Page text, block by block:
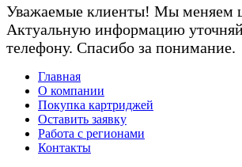
Уважаемые клиенты! Мы меняем
Актуальную информацию
телефону. Спасибо за понимание.
Главная
О компании
Покупка картриджей
Оставить заявку
Работа с регионами
Контакты